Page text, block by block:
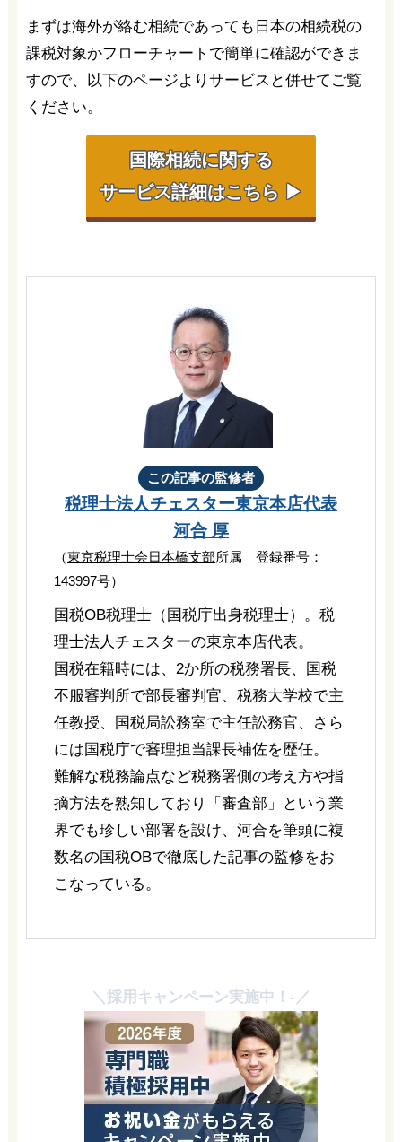
まずは海外が絡む相続であっても日本の相続税の
課税対象かフローチャートで簡単に確認ができま
すので、以下のページよりサービスと併せてご覧
ください。
国際相続に関する
サービス詳細はこちら ▶
この記事の監修者
税理士法人チェスター東京本店代表
河合 厚
（東京税理士会日本橋支部所属｜登録番号：
143997号）
国税OB税理士（国税庁出身税理士）。税
理士法人チェスターの東京本店代表。
国税在籍時には、2か所の税務署長、国税
不服審判所で部長審判官、税務大学校で主
任教授、国税局訟務室で主任訟務官、さら
には国税庁で審理担当課長補佐を歴任。
難解な税務論点など税務署側の考え方や指
摘方法を熟知しており「審査部」という業
界でも珍しい部署を設け、河合を筆頭に複
数名の国税OBで徹底した記事の監修をお
こなっている。
＼採用キャンペーン実施中！-／